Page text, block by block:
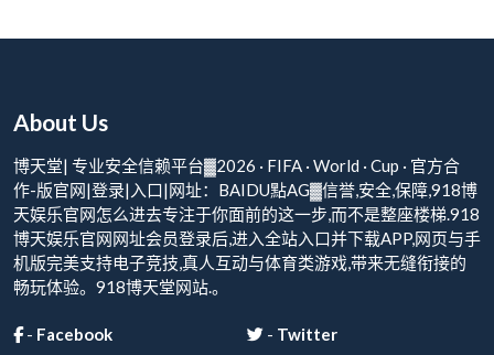
About Us
博天堂| 专业安全信赖平台▓2026 · FIFA · World · Cup · 官方合
作-版官网|登录|入口|网址：BAIDU點AG▓信誉,安全,保障,918博
天娱乐官网怎么进去专注于你面前的这一步,而不是整座楼梯.918
博天娱乐官网网址会员登录后,进入全站入口并下载APP,网页与手
机版完美支持电子竞技,真人互动与体育类游戏,带来无缝衔接的
畅玩体验。918博天堂网站.。
- Facebook - Twitter